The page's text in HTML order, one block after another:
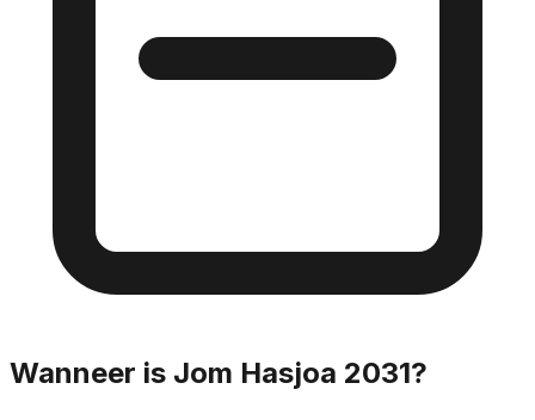
Wanneer is Jom Hasjoa 2031?